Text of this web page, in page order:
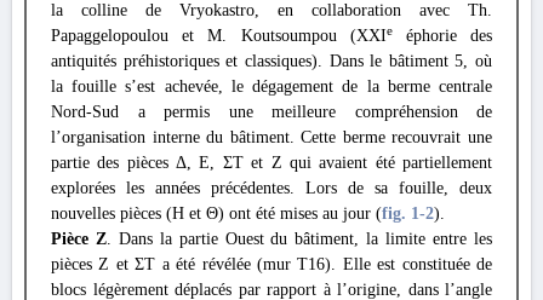
la colline de Vryokastro, en collaboration avec Th.
Papaggelopoulou et M. Koutsoumpou (XXIeéphorie des
antiquités préhistoriques et classiques). Dans le bâtiment 5, où
la fouille s’est achevée, le dégagement de la berme centrale
Nord-Sud a permis une meilleure compréhension de
l’organisation interne du bâtiment. Cette berme recouvrait une
partie des pièces Δ, E, ΣΤ et Z qui avaient été partiellement
explorées les années précédentes. Lors de sa fouille, deux
nouvelles pièces (H et Θ) ont été mises au jour (fig. 1-2).
Pièce Z. Dans la partie Ouest du bâtiment, la limite entre les
pièces Z et ΣΤ a été révélée (mur T16). Elle est constituée de
blocs légèrement déplacés par rapport à l’origine, dans l’angle